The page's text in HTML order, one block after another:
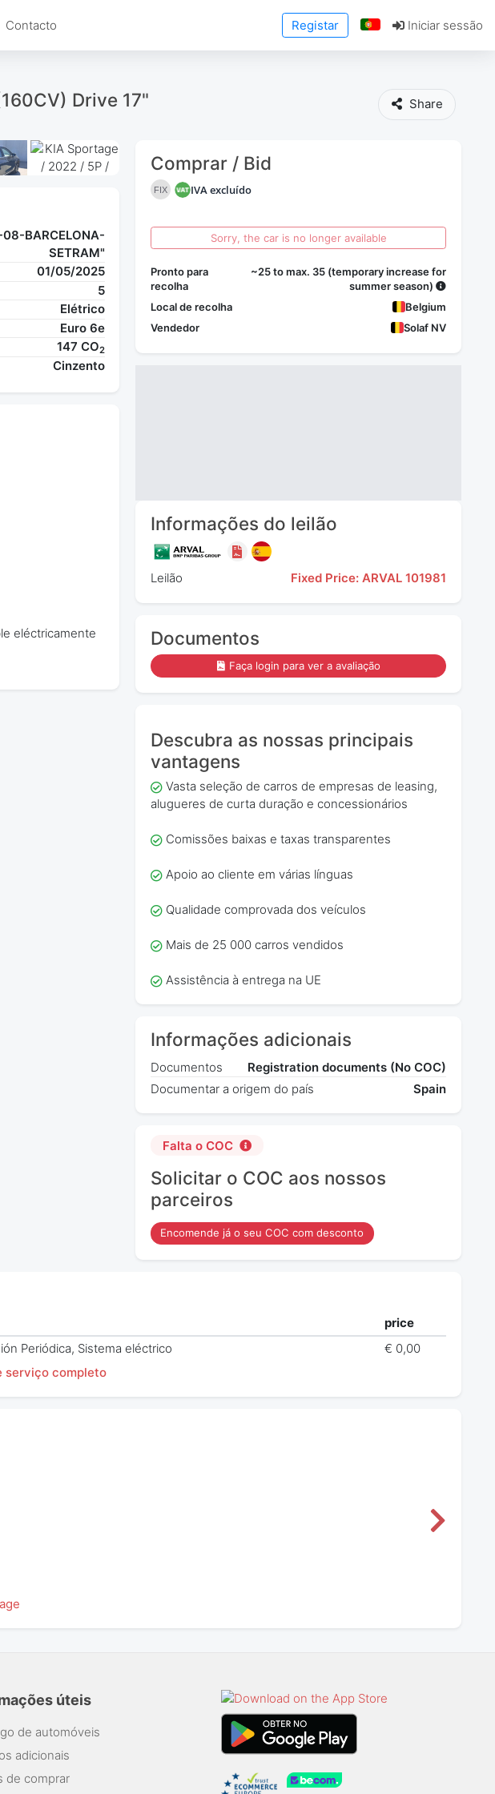
Contacto Registar Iniciar sessão
Drive 17" Share
Comprar / Bid
FIX IVA excluído
Sorry, the car is no longer available
Pronto para
recolha
~25 to max. 35 (temporary increase for
summer season)
Local de recolha
Belgium
Vendedor
Solaf NV
Informações do leilão
Leilão Fixed Price: ARVAL 101981
Documentos
Faça login para ver a avaliação
Descubra as nossas principais
vantagens
Vasta seleção de carros de empresas de leasing,
alugueres de curta duração e concessionários
Comissões baixas e taxas transparentes
Apoio ao cliente em várias línguas
Qualidade comprovada dos veículos
Mais de 25 000 carros vendidos
Assistência à entrega na UE
Informações adicionais
Documentos
Registration documents (No COC)
Documentar a origem do país
Spain
Falta o COC
Solicitar o COC aos nossos
parceiros
Encomende já o seu COC com desconto
todas as fotos
BARCELONA-
SETRAM"
01/05/2025
5
Elétrico
Euro 6e
147 CO2
Cinzento
eléctricamente
price
Periódica, Sistema eléctrico
€ 0,00
serviço completo
úteis
de automóveis
adicionais
de comprar